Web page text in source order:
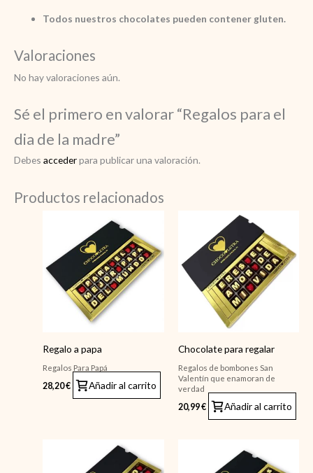
Todos nuestros chocolates pueden contener gluten.
Valoraciones
No hay valoraciones aún.
Sé el primero en valorar “Regalos para el
dia de la madre”
Debes accederpara publicar una valoración.
Productos relacionados
Regalo a papa
Regalos Para Papá
28,20€ Añadir al carrito
Chocolate para regalar
Regalos de bombones San
Valentín que enamoran de
verdad
20,99€ Añadir al carrito